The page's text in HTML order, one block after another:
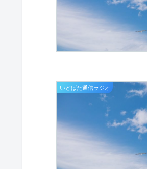
いどばた通信ラジオ